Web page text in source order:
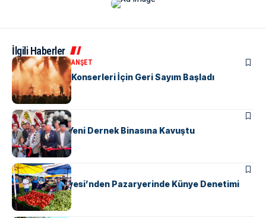
İlgili Haberler
KÜLTÜR & SANATMANŞET
Yalova’da Yaz Konserleri İçin Geri Sayım Başladı
MANŞETSPOR
Beşiktaşlılar Yeni Dernek Binasına Kavuştu
KENT GÜNDEMI
Yalova Belediyesi’nden Pazaryerinde Künye Denetimi